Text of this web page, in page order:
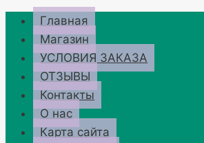
Перейти
содержимому
Главная
Магазин
УСЛОВИЯ ЗАКАЗА
ОТЗЫВЫ
Контакты
О нас
Карта сайта